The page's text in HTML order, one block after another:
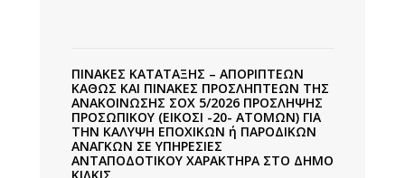
ΠΙΝΑΚΕΣ ΚΑΤΑΤΑΞΗΣ – ΑΠΟΡΙΠΤΕΩΝ
ΚΑΘΩΣ ΚΑΙ ΠΙΝΑΚΕΣ ΠΡΟΣΛΗΠΤΕΩΝ ΤΗΣ
ΑΝΑΚΟΙΝΩΣΗΣ ΣΟΧ 5/2026 ΠΡΟΣΛΗΨΗΣ
ΠΡΟΣΩΠΙΚΟΥ (ΕΙΚΟΣΙ -20- ΑΤΟΜΩΝ) ΓΙΑ
ΤΗΝ ΚΑΛΥΨΗ ΕΠΟΧΙΚΩΝ ή ΠΑΡΟΔΙΚΩΝ
ΑΝΑΓΚΩΝ ΣΕ ΥΠΗΡΕΣΙΕΣ
ΑΝΤΑΠΟΔΟΤΙΚΟΥ ΧΑΡΑΚΤΗΡΑ ΣΤΟ ΔΗΜΟ